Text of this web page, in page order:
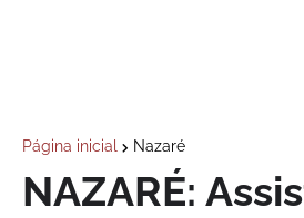
Página inicial Nazaré
NAZARÉ: